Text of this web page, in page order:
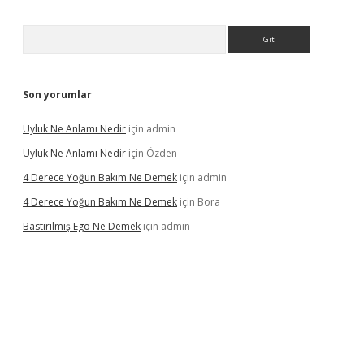
Son yorumlar
Uyluk Ne Anlamı Nedir için admin
Uyluk Ne Anlamı Nedir için Özden
4 Derece Yoğun Bakım Ne Demek için admin
4 Derece Yoğun Bakım Ne Demek için Bora
Bastırılmış Ego Ne Demek için admin